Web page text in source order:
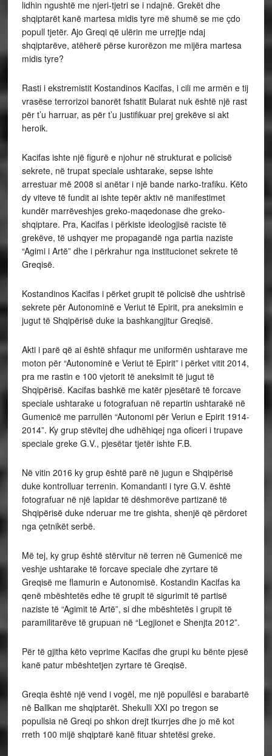
lidhin ngushtë me njeri-tjetri se i ndajnë. Grekët dhe
shqiptarët kanë martesa midis tyre më shumë se me çdo
popull tjetër. Ajo Greqi që ulërin me urrejtje ndaj
shqiptarëve, atëherë përse kurorëzon me mijëra martesa
midis tyre?
Rasti i ekstremistit Kostandinos Kacifas, i cili me armën e tij
vrasëse terrorizoi banorët fshatit Bularat nuk është një rast
për t’u harruar, as për t’u justifikuar prej grekëve si akt
heroik.
Kacifas ishte një figurë e njohur në strukturat e policisë
sekrete, në trupat speciale ushtarake, sepse ishte
arrestuar më 2008 si anëtar i një bande narko-trafiku. Këto
dy viteve të fundit ai ishte tepër aktiv në manifestimet
kundër marrëveshjes greko-maqedonase dhe greko-
shqiptare. Pra, Kacifas i përkiste ideologjisë raciste të
grekëve, të ushqyer me propagandë nga partia naziste
“Agimi i Artë” dhe i përkrahur nga institucionet sekrete të
Greqisë.
Kostandinos Kacifas i përket grupit të policisë dhe ushtrisë
sekrete për Autonominë e Veriut të Epirit, pra aneksimin e
jugut të Shqipërisë duke ia bashkangjitur Greqisë.
Akti i parë që ai është shfaqur me uniformën ushtarave me
moton për “Autonominë e Veriut të Epirit” i përket vitit 2014,
pra me rastin e 100 vjetorit të aneksimit të jugut të
Shqipërisë. Kacifas bashkë me katër pjesëtarë të forcave
speciale ushtarake u fotografuan në repartin ushtarakë në
Gumenicë me parrullën “Autonomi për Veriun e Epirit 1914-
2014”. Ky grup stëvitej dhe udhëhiqej nga oficeri i trupave
speciale greke G.V., pjesëtar tjetër ishte F.B.
Në vitin 2016 ky grup është parë në jugun e Shqipërisë
duke kontrolluar terrenin. Komandanti i tyre G.V. është
fotografuar në një lapidar të dëshmorëve partizanë të
Shqipërisë duke nderuar me tre gishta, shenjë që përdoret
nga çetnikët serbë.
Më tej, ky grup është stërvitur në terren në Gumenicë me
veshje ushtarake të forcave speciale dhe zyrtare të
Greqisë me flamurin e Autonomisë. Kostandin Kacifas ka
qenë mbështetës edhe të grupit të sigurimit të partisë
naziste të “Agimit të Artë”, si dhe mbështetës i grupit të
paramilitarëve të grupuan në “Legjionet e Shenjta 2012”.
Për të gjitha këto veprime Kacifas dhe grupi ku bënte pjesë
kanë patur mbështetjen zyrtare të Greqisë.
Greqia është një vend i vogël, me një popullësi e barabartë
në Ballkan me shqiptarët. Shekulli XXI po tregon se
popullsia në Greqi po shkon drejt tkurrjes dhe jo më kot
rreth 100 mijë shqiptarë kanë fituar shtetësi greke.